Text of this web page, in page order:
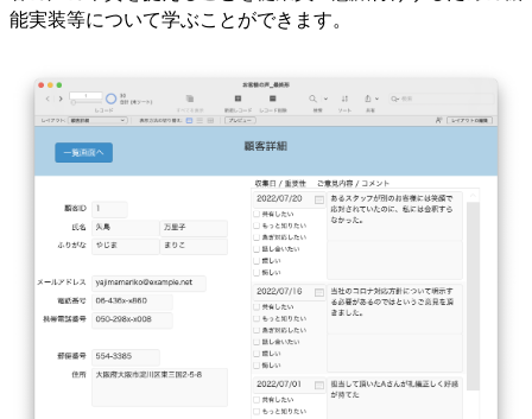
能実装等について学ぶことができます。